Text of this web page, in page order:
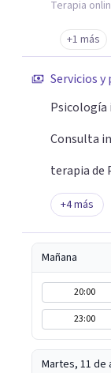
Terapia
+1 más
Servicios y
Consulta
terapia de
+4más
Mañana
20:00
23:00
Martes, 11 de